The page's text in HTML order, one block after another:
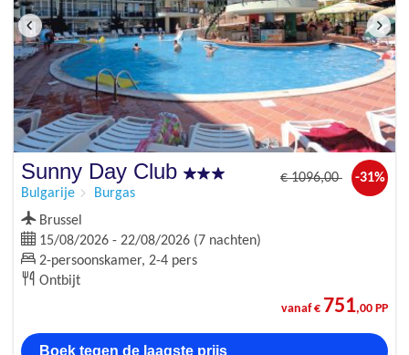
Sunny Day Club
Bulgarije Burgas
€1096,00 -31%
Brussel
15/08/2026 - 22/08/2026 (7 nachten)
2-persoonskamer, 2-4 pers
Ontbijt
vanaf € 751,00 PP
Boek tegen de laagste prijs